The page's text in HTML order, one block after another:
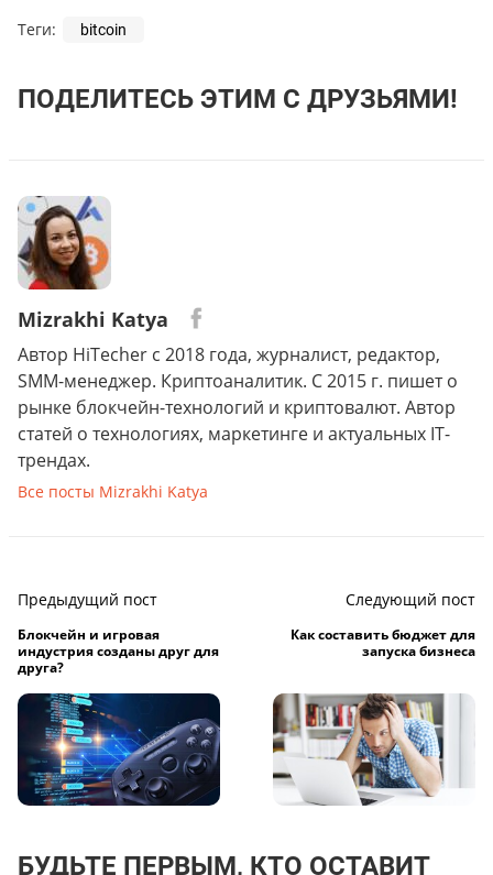
Теги: bitcoin
ПОДЕЛИТЕСЬ ЭТИМ С ДРУЗЬЯМИ!
Mizrakhi Katya
Автор HiTecher с 2018 года, журналист, редактор,
SMM-менеджер. Криптоаналитик. С 2015 г. пишет о
рынке блокчейн-технологий и криптовалют. Автор
статей о технологиях, маркетинге и актуальных IT-
трендах.
Все посты Mizrakhi Katya
Предыдущий пост
Блокчейн и игровая
индустрия созданы друг для
друга?
Следующий пост
Как составить бюджет для
запуска бизнеса
БУДЬТЕ ПЕРВЫМ, КТО ОСТАВИТ